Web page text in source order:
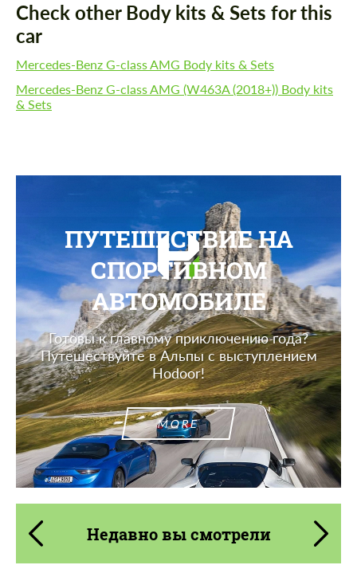
Check other Body kits & Sets for this
car
Mercedes-Benz G-class AMG Body kits & Sets
Mercedes-Benz G-class AMG (W463A (2018+)) Body kits
& Sets
ПУТЕШЕСТВИЕ НА
СПОРТИВНОМ
АВТОМОБИЛЕ
Готовы к главному приключению года?
Путешествуйте в Альпы с выступлением
Hodoor!
MORE
Недавно вы смотрели